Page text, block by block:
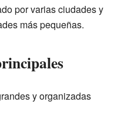
por varias ciudades y
más pequeñas.
y organizadas